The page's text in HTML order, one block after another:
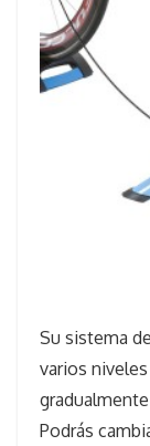
Su sistema de
varios
Podrás